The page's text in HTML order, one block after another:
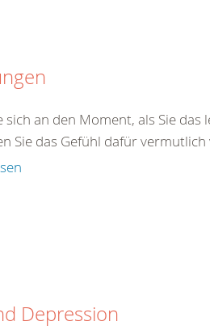
sich an den Moment, als Sie
Sie das Gefühl dafür
Depression